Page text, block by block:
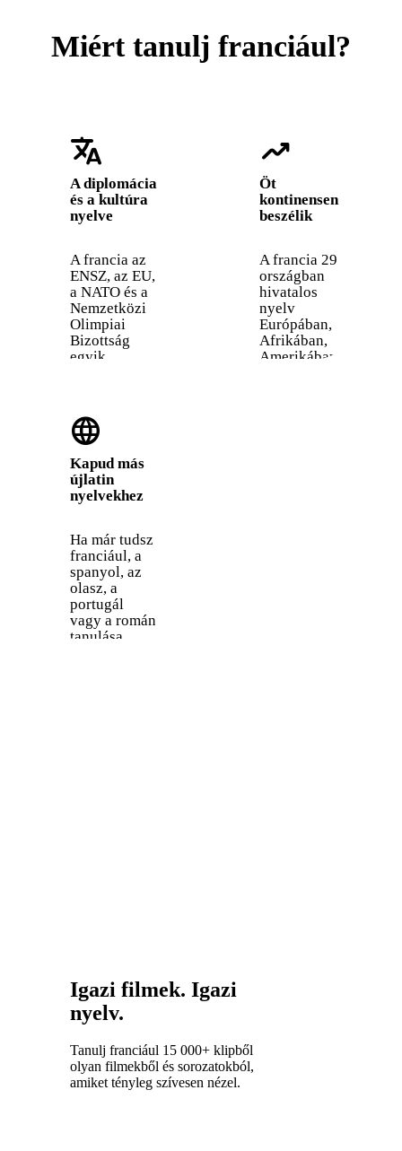
Miért tanulj franciául?
translate
A diplomácia
és a kultúra
nyelve
A francia az
ENSZ, az EU,
a NATO és a
Nemzetközi
Olimpiai
Bizottság
egyik
a
gasztronómia,
a divat és a
művészetek
hagyományos
nyelve.
trending_up
Öt
kontinensen
beszélik
A francia 29
országban
hivatalos
nyelv
Európában,
Afrikában,
Amerikában
language
Kapud más
újlatin
nyelvekhez
Ha már tudsz
franciául, a
spanyol, az
olasz, a
portugál
vagy a román
tanulása
Igazi filmek. Igazi
nyelv.
Tanulj franciául 15 000+ klipből
olyan filmekből és sorozatokból,
amiket tényleg szívesen nézel.